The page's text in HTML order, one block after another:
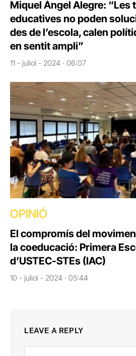
Miquel Àngel Alegre: “Les
educatives no poden
des de l’escola, calen
en sentit ampli”
11 - juliol - 2024 · 06:07
OPINIÓ
El compromís del
la coeducació: Primera
d’USTEC-STEs (IAC)
10 - juliol - 2024 · 05:44
LEAVE A REPLY